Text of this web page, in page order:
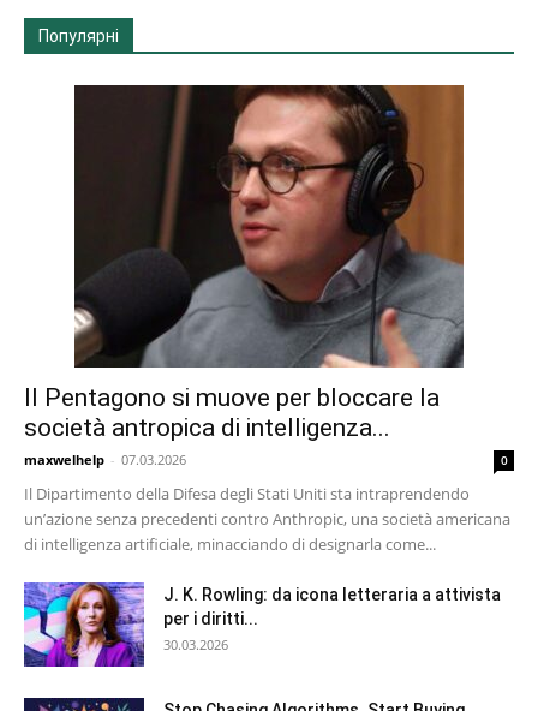
Популярні
Il Pentagono si muove per bloccare la
società antropica di intelligenza...
maxwelhelp - 07.03.2026 0
Il Dipartimento della Difesa degli Stati Uniti sta intraprendendo
un’azione senza precedenti contro Anthropic, una società americana
di intelligenza artificiale, minacciando di designarla come...
J. K. Rowling: da icona letteraria a attivista
per i diritti...
30.03.2026